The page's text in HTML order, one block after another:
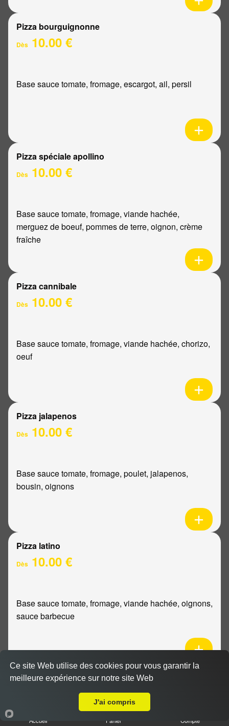
Pizza bourguignonne
Dès 10.00 €
Base sauce tomate, fromage, escargot, ail, persil
Pizza spéciale apollino
Dès 10.00 €
Base sauce tomate, fromage, viande hachée,
merguez de boeuf, pommes de terre, oignon, crème
fraîche
Pizza cannibale
Dès 10.00 €
Base sauce tomate, fromage, viande hachée, chorizo,
oeuf
Pizza jalapenos
Dès 10.00 €
Base sauce tomate, fromage, poulet, jalapenos,
bousin, oignons
Pizza latino
Dès 10.00 €
Base sauce tomate, fromage, viande hachée, oignons,
sauce barbecue
Pizza mexicaine
Accueil Panier Compte
Ce site Web utilise des cookies pour vous garantir la
meilleure expérience sur notre site Web
J'ai compris